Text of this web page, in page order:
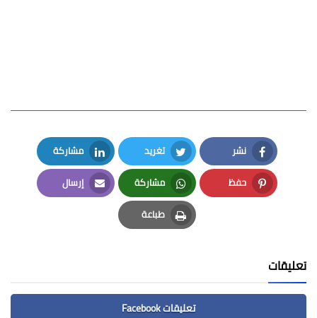
نشر
Facebook
تغريد
Twitter
مشاركة
LinkedIn
حفظ
Pinterest
مشاركة
Whatsapp
إرسال
Email
طباعة
Print
تعليقات
تعليقات Facebook